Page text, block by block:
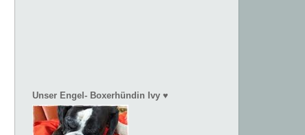
Unser Engel- Boxerhündin Ivy ♥